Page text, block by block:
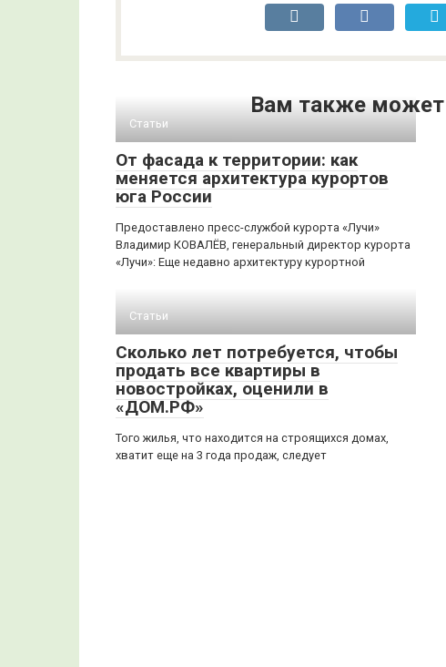
Вам также может
Статьи
От фасада к территории: как
меняется архитектура курортов
юга России
Предоставлено пресс-службой курорта «Лучи»
Владимир КОВАЛЁВ, генеральный директор курорта
«Лучи»: Еще недавно архитектуру курортной
Статьи
Сколько лет потребуется, чтобы
продать все квартиры в
новостройках, оценили в
«ДОМ.РФ»
Того жилья, что находится на строящихся домах,
хватит еще на 3 года продаж, следует